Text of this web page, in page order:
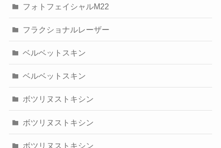
フォトフェイシャルM22
フラクショナルレーザー
ベルベットスキン
ベルベットスキン
ボツリヌストキシン
ボツリヌストキシン
ボツリヌストキシン